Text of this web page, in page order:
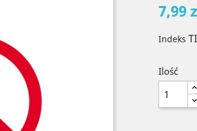
7,99
Indeks
Ilość